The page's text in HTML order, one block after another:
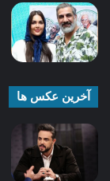
آخرین عکس ها